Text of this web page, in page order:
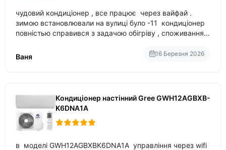
чудовий кондиціонер , все працює через вайфай .
зимою встановлювали на вулиці було -11 кондиціонер
повністью справився з задачою обігріву , споживання
температури
Ваня 16 Березня 2026
Кондиціонер настінний Gree GWH12AGBXB-
K6DNA1A
в моделі GWH12AGBXBK6DNA1A управління через wifi